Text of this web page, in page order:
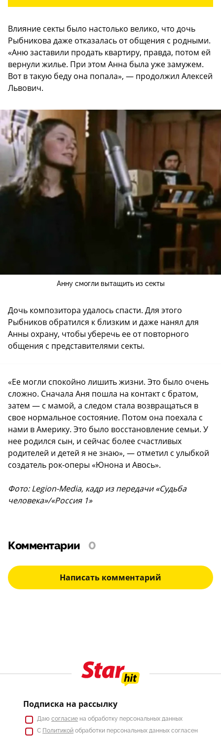
Влияние секты было настолько велико, что дочь
Рыбникова даже отказалась от общения с родными.
«Аню заставили продать квартиру, правда, потом ей
вернули жилье. При этом Анна была уже замужем.
Вот в такую беду она попала», — продолжил Алексей
Львович.
Анну смогли вытащить из секты
Дочь композитора удалось спасти. Для этого
Рыбников обратился к близким и даже нанял для
Анны охрану, чтобы уберечь ее от повторного
общения с представителями секты.
«Ее могли спокойно лишить жизни. Это было очень
сложно. Сначала Аня пошла на контакт с братом,
затем — с мамой, а следом стала возвращаться в
свое нормальное состояние. Потом она поехала с
нами в Америку. Это было восстановление семьи. У
нее родился сын, и сейчас более счастливых
родителей и детей я не знаю», — отметил с улыбкой
создатель рок-оперы «Юнона и Авось».
Фото: Legion-Media, кадр из передачи «Судьба
человека»/«Россия 1»
Комментарии 0
Написать комментарий
Подписка на рассылку
Даю согласие на обработку персональных данных
С Политикой обработки персональных данных согласен